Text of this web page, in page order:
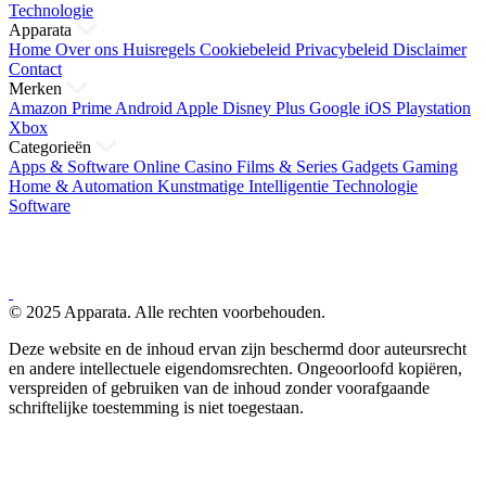
Technologie
Apparata
Home Over ons Huisregels Cookiebeleid Privacybeleid Disclaimer
Contact
Merken
Amazon Prime Android Apple Disney Plus Google iOS Playstation
Xbox
Categorieën
Apps & Software Online Casino Films & Series Gadgets Gaming
Home & Automation Kunstmatige Intelligentie Technologie
Software
© 2025 Apparata. Alle rechten voorbehouden.
Deze website en de inhoud ervan zijn beschermd door auteursrecht
en andere intellectuele eigendomsrechten. Ongeoorloofd kopiëren,
verspreiden of gebruiken van de inhoud zonder voorafgaande
schriftelijke toestemming is niet toegestaan.